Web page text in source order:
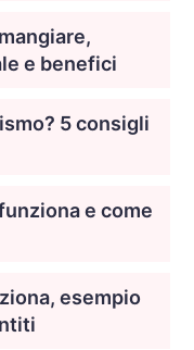
e benefici
5 consigli
e come
esempio